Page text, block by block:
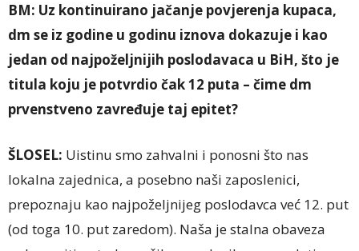
BM: Uz kontinuirano jačanje povjerenja kupaca,
dm se iz godine u godinu iznova dokazuje i kao
jedan od najpoželjnijih poslodavaca u BiH, što je
titula koju je potvrdio čak 12 puta – čime dm
prvenstveno zavređuje taj epitet?
ŠLOSEL: Uistinu smo zahvalni i ponosni što nas
lokalna zajednica, a posebno naši zaposlenici,
prepoznaju kao najpoželjnijeg poslodavca već 12. put
(od toga 10. put zaredom). Naša je stalna obaveza